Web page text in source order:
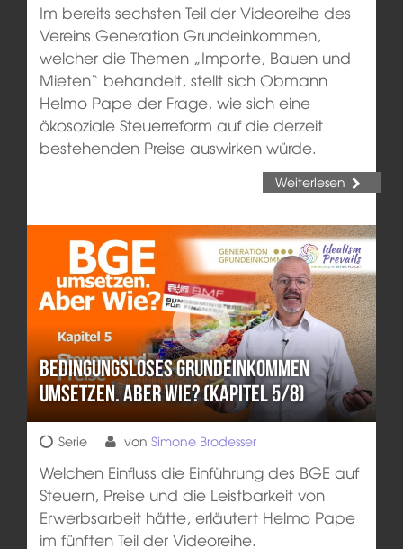
Im bereits sechsten Teil der Videoreihe des
Vereins Generation Grundeinkommen,
welcher die Themen „Importe, Bauen und
Mieten“ behandelt, stellt sich Obmann
Helmo Pape der Frage, wie sich eine
ökosoziale Steuerreform auf die derzeit
bestehenden Preise auswirken würde.
Weiterlesen
Bedingungsloses Grundeinkommen
umsetzen. Aber wie? (Kapitel 5/8)
Serie von Simone Brodesser
Welchen Einfluss die Einführung des BGE auf
Steuern, Preise und die Leistbarkeit von
Erwerbsarbeit hätte, erläutert Helmo Pape
im fünften Teil der Videoreihe.